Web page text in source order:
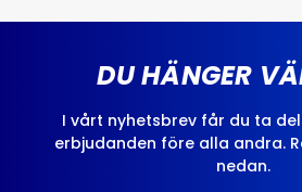
DU HÄNGER
I vårt nyhetsbrev får du ta
erbjudanden före alla andra.
nedan.